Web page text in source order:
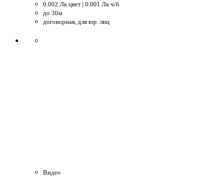
0.002 Лк цвет | 0.001 Лк ч/б
до 30м
договорная, для юр. лиц
Видео